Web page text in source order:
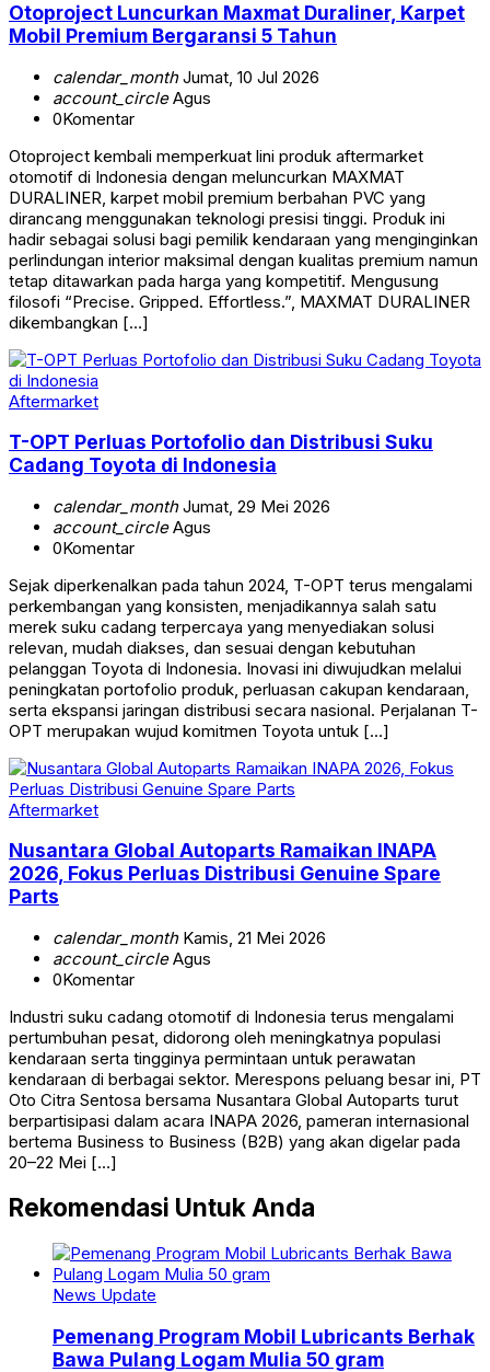
Otoproject Luncurkan Maxmat Duraliner, Karpet
Mobil Premium Bergaransi 5 Tahun
calendar_monthJumat, 10 Jul 2026
account_circleAgus
0Komentar
Otoproject kembali memperkuat lini produk aftermarket
otomotif di Indonesia dengan meluncurkan MAXMAT
DURALINER, karpet mobil premium berbahan PVC yang
dirancang menggunakan teknologi presisi tinggi. Produk ini
hadir sebagai solusi bagi pemilik kendaraan yang menginginkan
perlindungan interior maksimal dengan kualitas premium namun
tetap ditawarkan pada harga yang kompetitif. Mengusung
filosofi “Precise. Gripped. Effortless.”, MAXMAT DURALINER
dikembangkan […]
Aftermarket
T-OPT Perluas Portofolio dan Distribusi Suku
Cadang Toyota di Indonesia
calendar_monthJumat, 29 Mei 2026
account_circleAgus
0Komentar
Sejak diperkenalkan pada tahun 2024, T-OPT terus mengalami
perkembangan yang konsisten, menjadikannya salah satu
merek suku cadang terpercaya yang menyediakan solusi
relevan, mudah diakses, dan sesuai dengan kebutuhan
pelanggan Toyota di Indonesia. Inovasi ini diwujudkan melalui
peningkatan portofolio produk, perluasan cakupan kendaraan,
serta ekspansi jaringan distribusi secara nasional. Perjalanan T-
OPT merupakan wujud komitmen Toyota untuk […]
Aftermarket
Nusantara Global Autoparts Ramaikan INAPA
2026, Fokus Perluas Distribusi Genuine Spare
Parts
calendar_monthKamis, 21 Mei 2026
account_circleAgus
0Komentar
Industri suku cadang otomotif di Indonesia terus mengalami
pertumbuhan pesat, didorong oleh meningkatnya populasi
kendaraan serta tingginya permintaan untuk perawatan
kendaraan di berbagai sektor. Merespons peluang besar ini, PT
Oto Citra Sentosa bersama Nusantara Global Autoparts turut
berpartisipasi dalam acara INAPA 2026, pameran internasional
bertema Business to Business (B2B) yang akan digelar pada
20–22 Mei […]
Rekomendasi Untuk Anda
News Update
Pemenang Program Mobil Lubricants Berhak
Bawa Pulang Logam Mulia 50 gram